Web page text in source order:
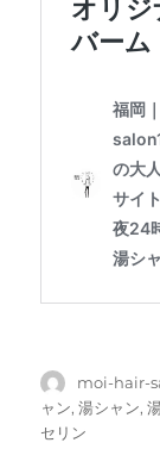
投
稿
者
moi-hair-
ャン,湯シャン,
セリン